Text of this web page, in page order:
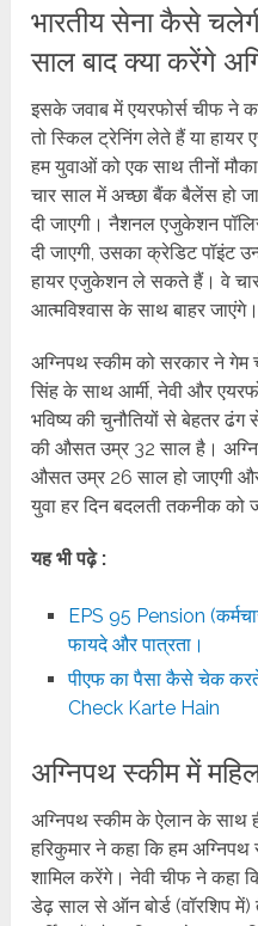
भारतीय सेना कैसे
साल बाद क्या करेंगे
इसके जवाब में एयरफोर्स चीफ ने
तो स्किल ट्रेनिंग लेते हैं या
हम युवाओं को एक साथ तीनों
चार साल में अच्छा बैंक बैलेंस हो
दी जाएगी। नैशनल एजुकेशन
दी जाएगी, उसका क्रेडिट पॉइंट
हायर एजुकेशन ले सकते हैं। वे चार
आत्मविश्वास के साथ बाहर जाएंगे।
अग्निपथ स्कीम को सरकार ने गेम
सिंह के साथ आर्मी, नेवी और
भविष्य की चुनौतियों से बेहतर
की औसत उम्र 32 साल है।
औसत उम्र 26 साल हो जाएगी और
युवा हर दिन बदलती तकनीक को
यह भी पढ़े :
EPS 95 Pension
फायदे और पात्रता।
पीएफ का पैसा कैसे चेक
Check Karte Hain
अग्निपथ स्कीम में
अग्निपथ स्कीम के ऐलान के साथ
हरिकुमार ने कहा कि हम
शामिल करेंगे। नेवी चीफ ने कहा
डेढ़ साल से ऑन बोर्ड (वॉरशिप में)